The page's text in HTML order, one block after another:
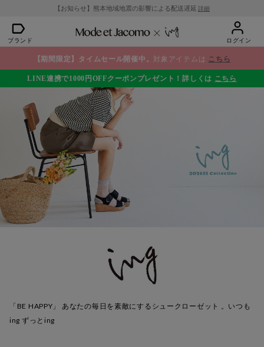
【お知らせ】熊本地域地震の影響による配送遅延 詳細
ブランド ログイン
【期間限定】タイムセール開催中。 対象アイテムは こちら
LINE連携で1000円OFFクーポンプレゼント！詳しくは こちら
「BE HAPPY」 あなたの毎日を素敵にするシュークローゼット 。いつも
ing ずっとing